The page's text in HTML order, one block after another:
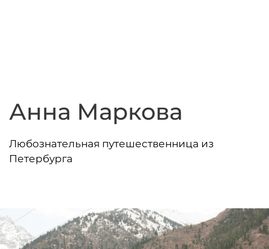
Анна Маркова
Любознательная путешественница из
Петербурга